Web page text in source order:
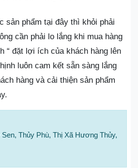
sản phẩm tại đây thì khỏi phải
cần phải lo lắng khi mua hàng
“ đặt lợi ích của khách hàng lên
luôn cam kết sẵn sàng lắng
hàng và cải thiện sản phẩm
Thủy Phù, Thị Xã Hương Thủy,